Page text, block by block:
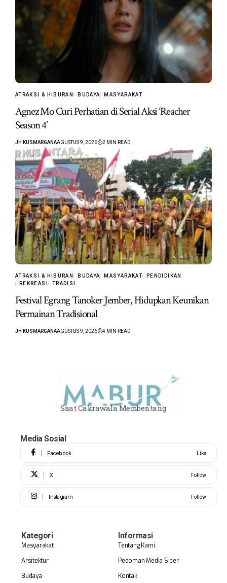
ATRAKSI & HIBURAN BUDAYA MASYARAKAT
Agnez Mo Curi Perhatian di Serial Aksi ‘Reacher
Season 4’
JH KUSMARGANAAGUSTUS 9, 2026 2 MIN READ
ATRAKSI & HIBURAN BUDAYA MASYARAKAT
PENDIDIKAN
REKREASI
TRADISI
Festival Egrang Tanoker Jember, Hidupkan Keunikan
Permainan Tradisional
JH KUSMARGANAAGUSTUS 9, 2026 4 MIN READ
Saat Cakrawala Membentang
Media Sosial
Facebook Like
X Follow
Instagram Follow
Kategori
Masyarakat
Arsitektur
Budaya
Informasi
Tentang Kami
Pedoman Media Siber
Kontak